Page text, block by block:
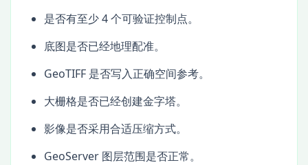
是否有至少 4 个可验证控制点。
底图是否已经地理配准。
GeoTIFF 是否写入正确空间参考。
大栅格是否已经创建金字塔。
影像是否采用合适压缩方式。
GeoServer 图层范围是否正常。